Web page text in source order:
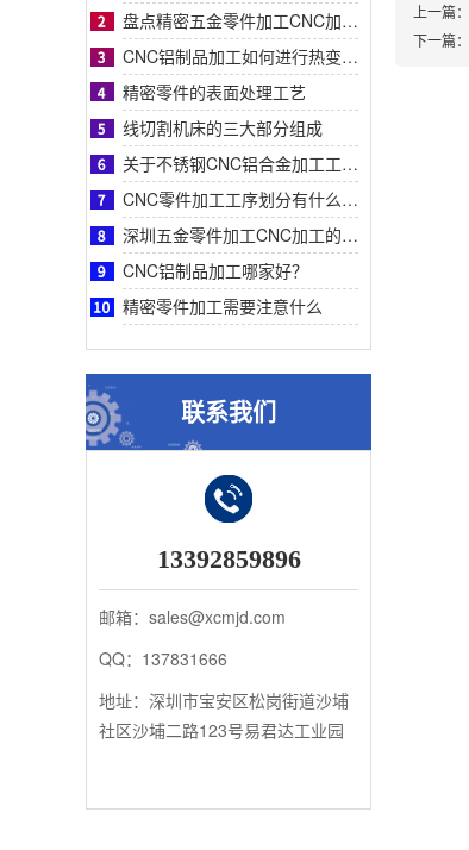
盘点精密五金零件加工CNC加工明显的特征有哪些
CNC铝制品加工如何进行热变形处理？
精密零件的表面处理工艺
线切割机床的三大部分组成
关于不锈钢CNC铝合金加工工艺流程步骤介绍？
CNC零件加工工序划分有什么要求呢
深圳五金零件加工CNC加工的数控系统特点有什么？
CNC铝制品加工哪家好？
精密零件加工需要注意什么
联系我们
13392859896
邮箱：sales@xcmjd.com
QQ：137831666
地址：深圳市宝安区松岗街道沙埔
社区沙埔二路123号易君达工业园
上一篇：
下一篇：